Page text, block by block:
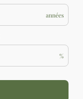
années
%